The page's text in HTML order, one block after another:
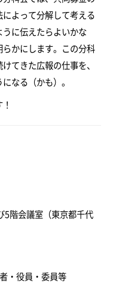
によって分解して考える
に伝えたらよいかな
かにします。この分科
てきた広報の仕事を、
なる（かも）。
5階会議室（東京都千代
・役員・委員等